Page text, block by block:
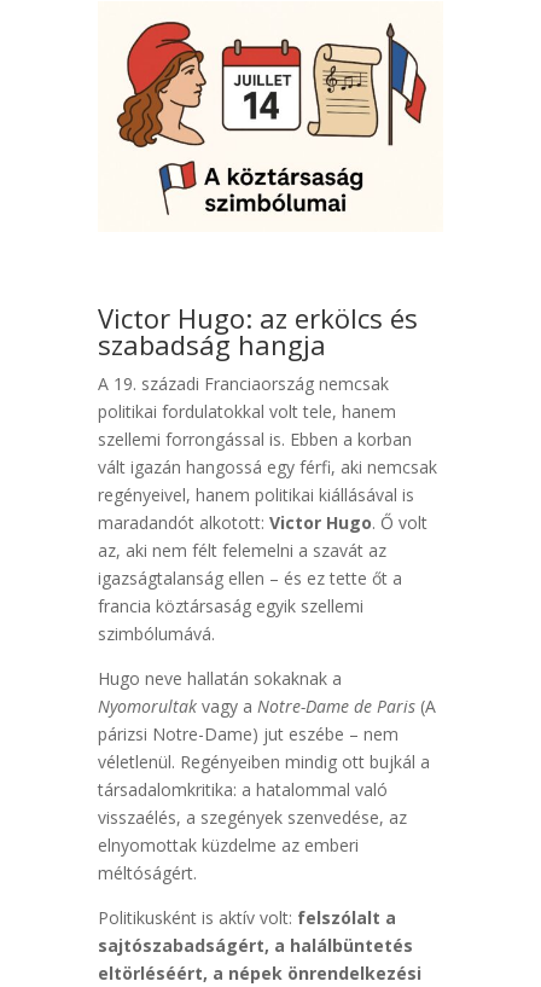
Victor Hugo: az erkölcs és
szabadság hangja
A 19. századi Franciaország nemcsak
politikai fordulatokkal volt tele, hanem
szellemi forrongással is. Ebben a korban
vált igazán hangossá egy férfi, aki nemcsak
regényeivel, hanem politikai kiállásával is
maradandót alkotott: Victor Hugo. Ő volt
az, aki nem félt felemelni a szavát az
igazságtalanság ellen – és ez tette őt a
francia köztársaság egyik szellemi
szimbólumává.
Hugo neve hallatán sokaknak a
Nyomorultakvagy a Notre-Dame de Paris(A
párizsi Notre-Dame) jut eszébe – nem
véletlenül. Regényeiben mindig ott bujkál a
társadalomkritika: a hatalommal való
visszaélés, a szegények szenvedése, az
elnyomottak küzdelme az emberi
méltóságért.
Politikusként is aktív volt: felszólalt a
sajtószabadságért, a halálbüntetés
eltörléséért, a népek önrendelkezési